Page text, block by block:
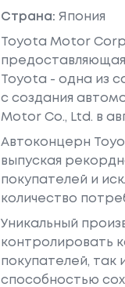
Страна: Япония
Toyota Motor
предоставляющая
Toyota - одна из
с создания
Motor Co., Ltd. в
Автоконцерн
выпуская
покупателей и
количество
Уникальный
контролировать
покупателей, так
способностью